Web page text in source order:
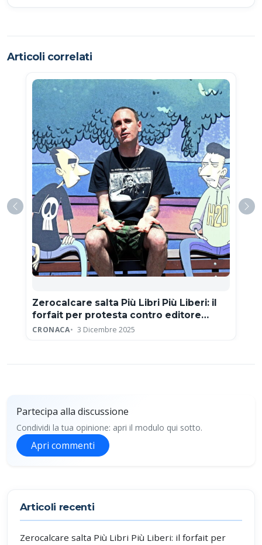
Articoli correlati
Zerocalcare salta Più Libri Più Liberi: il
forfait per protesta contro editore
neofascista
CRONACA 3 Dicembre 2025
Partecipa alla discussione
Condividi la tua opinione: apri il modulo qui sotto.
Apri commenti
Articoli recenti
Zerocalcare salta Più Libri Più Liberi: il forfait per